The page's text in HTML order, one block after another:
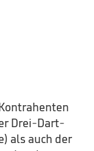
Drei-Dart-
als auch der